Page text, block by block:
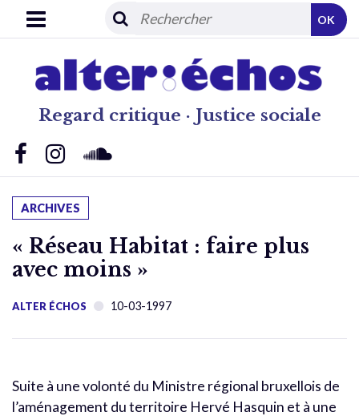
Regard critique · Justice sociale
OK
ARCHIVES
« Réseau Habitat : faire plus
avec moins »
ALTER ÉCHOS 10-03-1997
Suite à une volonté du Ministre régional bruxellois de
l’aménagement du territoire Hervé Hasquin et à une